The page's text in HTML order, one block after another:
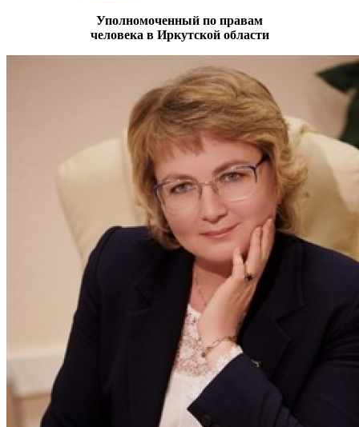
Уполномоченный по правам
человека в Иркутской области